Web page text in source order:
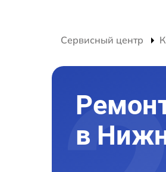
Сервисный центр
в